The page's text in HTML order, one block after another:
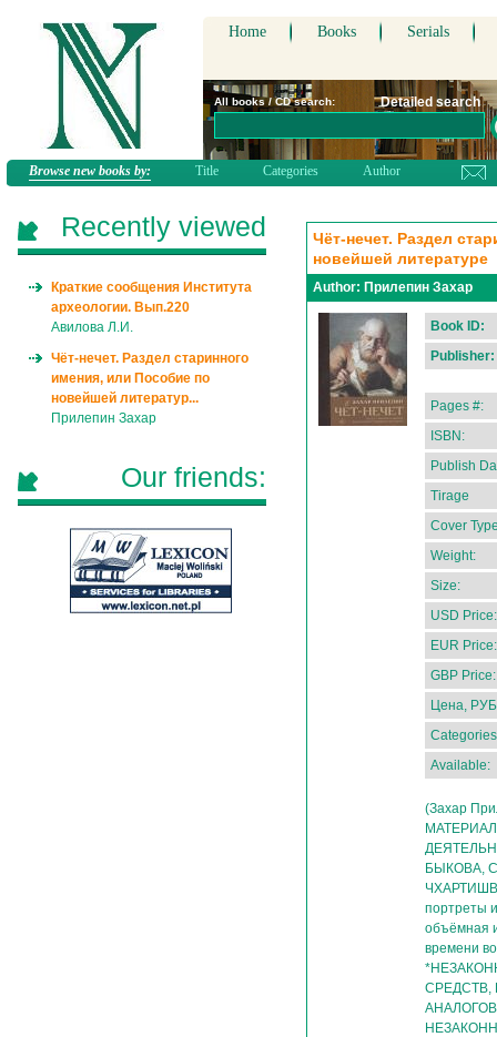
Home Books Serials
All books / CD search: Detailed search
Browse new books by: Title Categories Author
Чёт-нечет. Раздел
новейшей литературе
Author: Прилепин Захар
Book ID:
Publisher:
Pages #:
ISBN:
Publish
Tirage
Cover
Weight:
Size:
USD Price:
EUR Price:
GBP Price:
Цена,
Available:
(Захар
БЫКОВА,
портреты
объёмная
времени
Recently viewed
Краткие сообщения Института
археологии. Вып.220
Авилова Л.И.
Чёт-нечет. Раздел старинного
имения, или Пособие по
новейшей литератур...
Прилепин Захар
Our friends: